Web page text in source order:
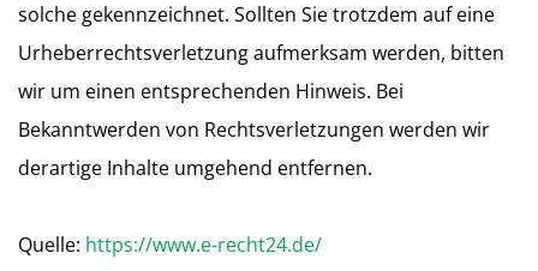
solche gekennzeichnet. Sollten Sie trotzdem auf eine
Urheberrechtsverletzung aufmerksam werden, bitten
wir um einen entsprechenden Hinweis. Bei
Bekanntwerden von Rechtsverletzungen werden wir
derartige Inhalte umgehend entfernen.
Quelle: https://www.e-recht24.de/